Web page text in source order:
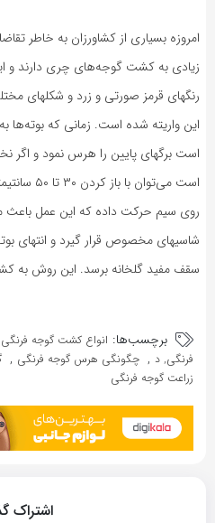
امروزه بسیاری از کشاورزان به خاطر
زیادی به کشت گوجه‌های چری دارند و
رنگهای قرمز صورتی و زرد و شکلهای
این واریته شده است. زمانی که بوته‌ها
است برگهای پایین را هرس نمود و اگر
است
روی سیم حرکت داده که این عمل باعث
سقف مفید گلخانه برسد. این روش به
برچسب‌ها: انواع کشت گوجه فرنگی
فرنگی, د , چگونگی هرس گوجه فرنگی ,
زراعت گوجه فرنگی
اشتراک